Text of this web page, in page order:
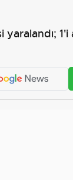
1'i